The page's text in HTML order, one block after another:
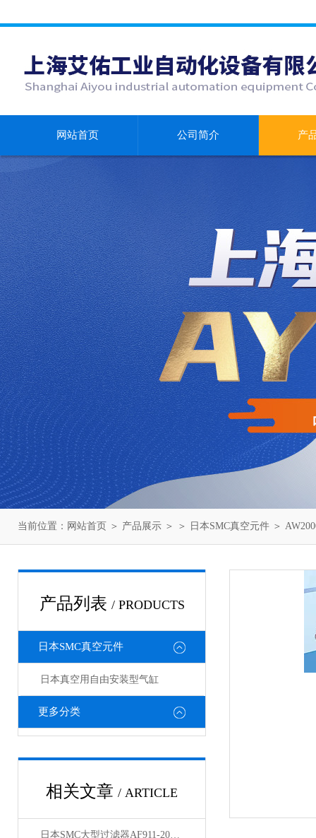
网站首页 公司简介 产
当前位置： 网站首页 ＞ 产品展示 ＞ ＞ 日本SMC真空元件 ＞
产品列表 / PRODUCTS
日本SMC真空元件
日本真空用自由安装型气缸
更多分类
相关文章 / ARTICLE
日本SMC大型过滤器AF911-20和AF60-10的区别